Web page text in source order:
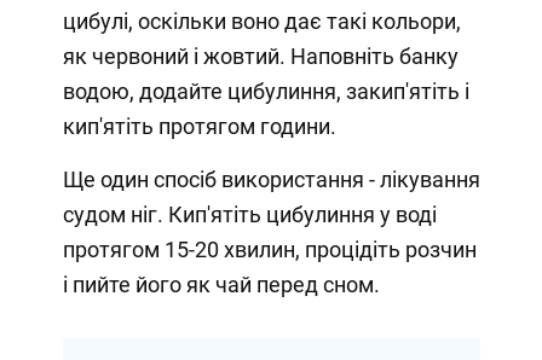
цибулі, оскільки воно дає такі кольори,
як червоний і жовтий. Наповніть банку
водою, додайте цибулиння, закип'ятіть і
кип'ятіть протягом години.
Ще один спосіб використання - лікування
судом ніг. Кип'ятіть цибулиння у воді
протягом 15-20 хвилин, процідіть розчин
і пийте його як чай перед сном.